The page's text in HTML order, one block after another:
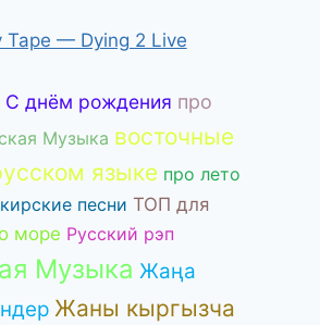
Tape — Dying 2 Live
С днём рождения про
Музыка восточные
языке про лето
песни ТОП для
море Русский рэп
Музыка Жаңа
Жаны кыргызча